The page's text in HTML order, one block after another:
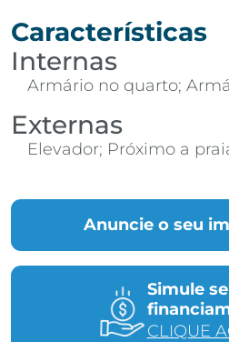
Anuncie o seu
Simule
CLIQUE
Características
Internas
Armário no quarto;
Externas
Elevador; Próximo a